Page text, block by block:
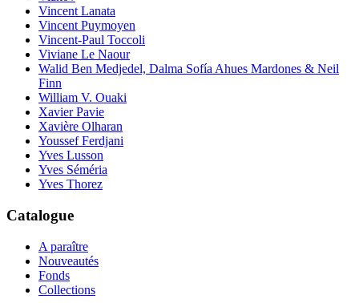
Vincent Lanata
Vincent Puymoyen
Vincent-Paul Toccoli
Viviane Le Naour
Walid Ben Medjedel, Dalma Sofía Ahues Mardones & Neil
Finn
William V. Ouaki
Xavier Pavie
Xavière Olharan
Youssef Ferdjani
Yves Lusson
Yves Séméria
Yves Thorez
Catalogue
A paraître
Nouveautés
Fonds
Collections